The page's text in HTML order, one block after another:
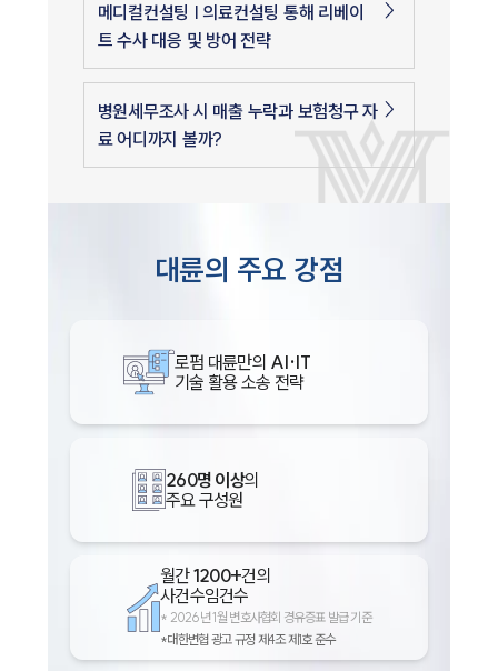
메디컬컨설팅 | 의료컨설팅 통해 리베이
트 수사 대응 및 방어 전략
병원세무조사 시 매출 누락과 보험청구 자
료 어디까지 볼까?
대륜의 주요 강점
로펌 대륜만의 AI·IT
기술 활용 소송 전략
260명 이상의
주요 구성원
월간1200+건의
사건수임건수
* 2026년 1월 변호사협회 경유증표 발급 기준
*대한변협 광고 규정 제4조 제1호 준수